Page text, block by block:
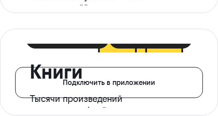
ограничений*
Книги
Тысячи произведений
с доступом офлайн
Подключить в приложении